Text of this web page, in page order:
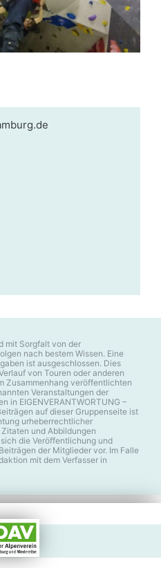
mit Sorgfalt von der
nach bestem Wissen. Eine
ist ausgeschlossen. Dies
von Touren oder anderen
Zusammenhang veröffentlichten
Veranstaltungen der
in EIGENVERANTWORTUNG –
auf dieser Gruppenseite ist
urheberrechtlicher
und Abbildungen
die Veröffentlichung und
der Mitglieder vor. Im Falle
mit dem Verfasser in